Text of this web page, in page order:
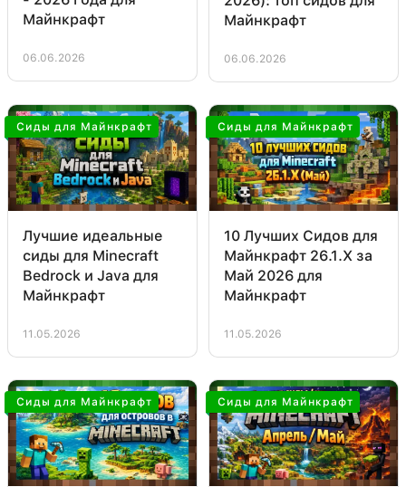
Майнкрафт
06.06.2026
Майнкрафт
06.06.2026
Сиды для Майнкрафт
Лучшие идеальные
сиды для Minecraft
Bedrock и Java для
Майнкрафт
11.05.2026
Сиды для Майнкрафт
10 Лучших Сидов для
Майнкрафт 26.1.Х за
Май 2026 для
Майнкрафт
11.05.2026
Сиды для Майнкрафт Сиды для Майнкрафт